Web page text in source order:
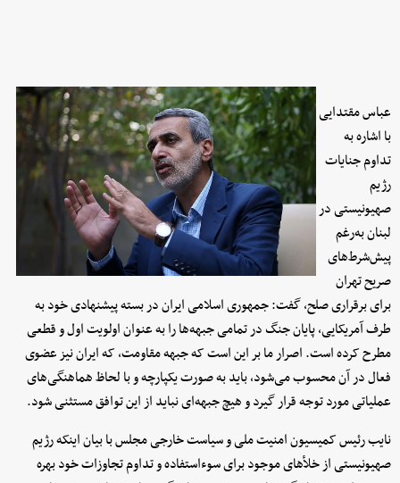
عباس مقتدایی
با اشاره به
تداوم جنایات
رژیم
صهیونیستی در
لبنان به‌رغم
پیش‌شرط‌های
صریح تهران
برای برقراری صلح، گفت: جمهوری اسلامی ایران در بسته پیشنهادی خود به
طرف آمریکایی، پایان جنگ در تمامی جبهه‌ها را به عنوان اولویت اول و قطعی
مطرح کرده است. اصرار ما بر این است که جبهه مقاومت، که ایران نیز عضوی
فعال در آن محسوب می‌شود، باید به صورت یکپارچه و با لحاظ هماهنگی‌های
عملیاتی مورد توجه قرار گیرد و هیچ جبهه‌ای نباید از این توافق مستثنی شود.
نایب رئیس کمیسیون امنیت ملی و سیاست خارجی مجلس با بیان اینکه رژیم
صهیونیستی از خلأهای موجود برای سوءاستفاده و تداوم تجاوزات خود بهره